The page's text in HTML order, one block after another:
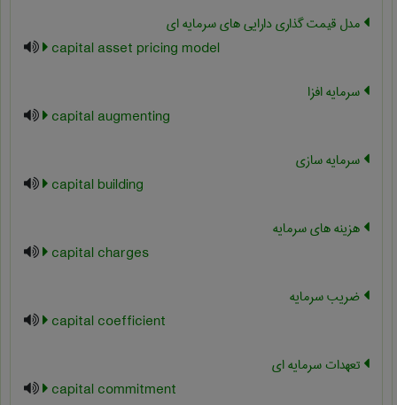
مدل قیمت گذاری دارایی های سرمایه ای
capital asset pricing model
سرمایه افزا
capital augmenting
سرمایه سازی
capital building
هزینه های سرمایه
capital charges
ضریب سرمایه
capital coefficient
تعهدات سرمایه ای
capital commitment